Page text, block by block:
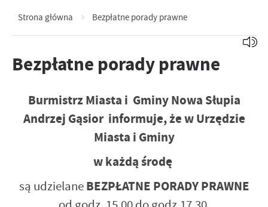
Strona główna Bezpłatne porady prawne
Bezpłatne porady prawne
Burmistrz Miasta i Gminy Nowa Słupia
Andrzej Gąsior informuje, że w Urzędzie
Miasta i Gminy
w każdą środę
są udzielaneBEZPŁATNE PORADY PRAWNE